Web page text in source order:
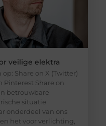
veilige elektra
Share on X (Twitter)
Pinterest Share on
betrouwbare
situatie
onderdeel van ons
het voor verlichting,